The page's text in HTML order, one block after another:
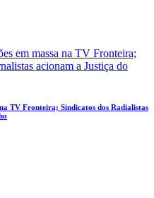
TV Fronteira; Sindicatos dos Radialistas